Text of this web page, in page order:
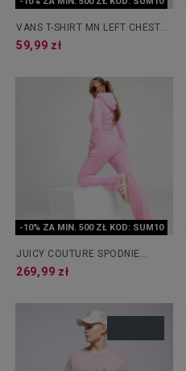
VANS T-SHIRT MN LEFT CHEST
LOGO TEE WHITE
59,99 zł
-10% ZA MIN. 500 ZŁ KOD: SUM10
JUICY COUTURE SPODNIE
DIAMONTE HEART LOGO
269,99 zł